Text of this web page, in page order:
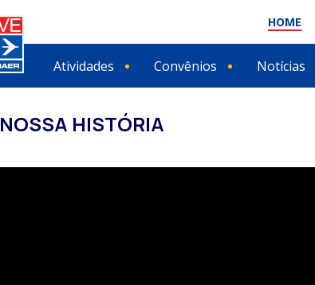
HOME
Atividades Convênios Notícias
NOSSA HISTÓRIA